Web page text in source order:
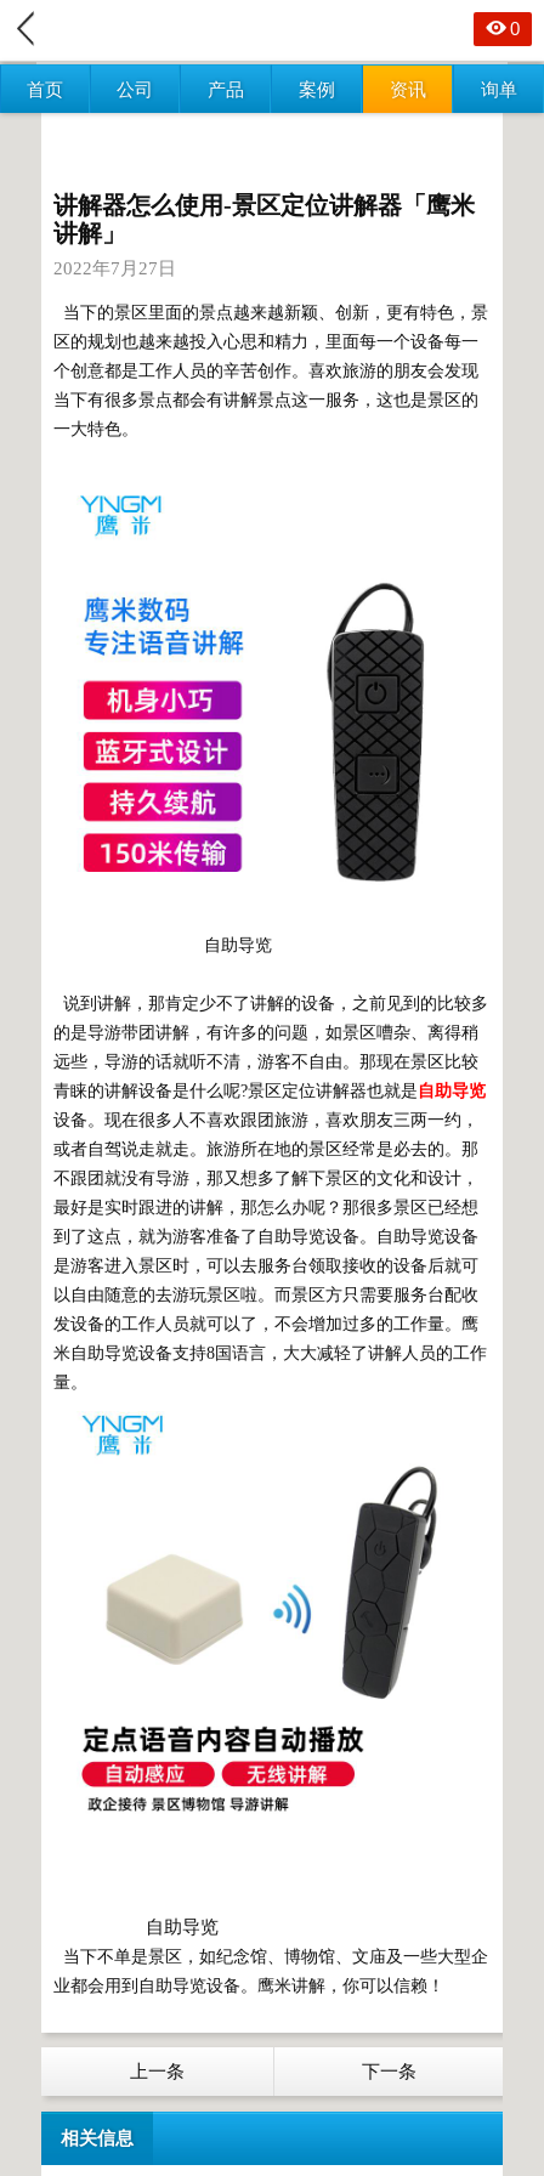
首页 公司 产品 案例 资讯 询单
0
讲解器怎么使用-景区定位讲解器「鹰米
讲解」
2022年7月27日
当下的景区里面的景点越来越新颖、创新，更有特色，景
区的规划也越来越投入心思和精力，里面每一个设备每一
个创意都是工作人员的辛苦创作。喜欢旅游的朋友会发现
当下有很多景点都会有讲解景点这一服务，这也是景区的
一大特色。
自助导览
说到讲解，那肯定少不了讲解的设备，之前见到的比较多
的是导游带团讲解，有许多的问题，如景区嘈杂、离得稍
远些，导游的话就听不清，游客不自由。那现在景区比较
青睐的讲解设备是什么呢?景区定位讲解器也就是 自助导览
设备。现在很多人不喜欢跟团旅游，喜欢朋友三两一约，
或者自驾说走就走。旅游所在地的景区经常是必去的。那
不跟团就没有导游，那又想多了解下景区的文化和设计，
最好是实时跟进的讲解，那怎么办呢？那很多景区已经想
到了这点，就为游客准备了自助导览设备。自助导览设备
是游客进入景区时，可以去服务台领取接收的设备后就可
以自由随意的去游玩景区啦。而景区方只需要服务台配收
发设备的工作人员就可以了，不会增加过多的工作量。鹰
米自助导览设备支持8国语言，大大减轻了讲解人员的工作
量。
自助导览
当下不单是景区，如纪念馆、博物馆、文庙及一些大型企
业都会用到自助导览设备。鹰米讲解，你可以信赖！
上一条 下一条
相关信息